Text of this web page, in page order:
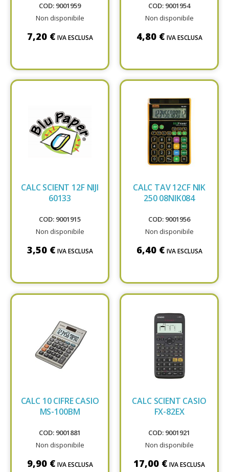
COD: 9001959
Non disponibile
7,20 € IVA ESCLUSA
COD: 9001954
Non disponibile
4,80 € IVA ESCLUSA
CALC SCIENT 12F NIJI
60133
COD: 9001915
Non disponibile
3,50 € IVA ESCLUSA
CALC TAV 12CF NIK
250 08NIK084
COD: 9001956
Non disponibile
6,40 € IVA ESCLUSA
CALC 10 CIFRE CASIO
MS-100BM
COD: 9001881
Non disponibile
9,90 € IVA ESCLUSA
CALC SCIENT CASIO
FX-82EX
COD: 9001921
Non disponibile
17,00 € IVA ESCLUSA